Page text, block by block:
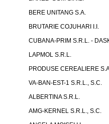
BERE UNITANG S.A.
BRUTARIE COJUHARI I.I.
CUBANA-PRIM S.R.L. -
LAPMOL S.R.L.
PRODUSE CEREALIERE
VA-BAN-EST-1 S.R.L., S.C.
ALBERTINA S.R.L.
AMG-KERNEL S.R.L., S.C.